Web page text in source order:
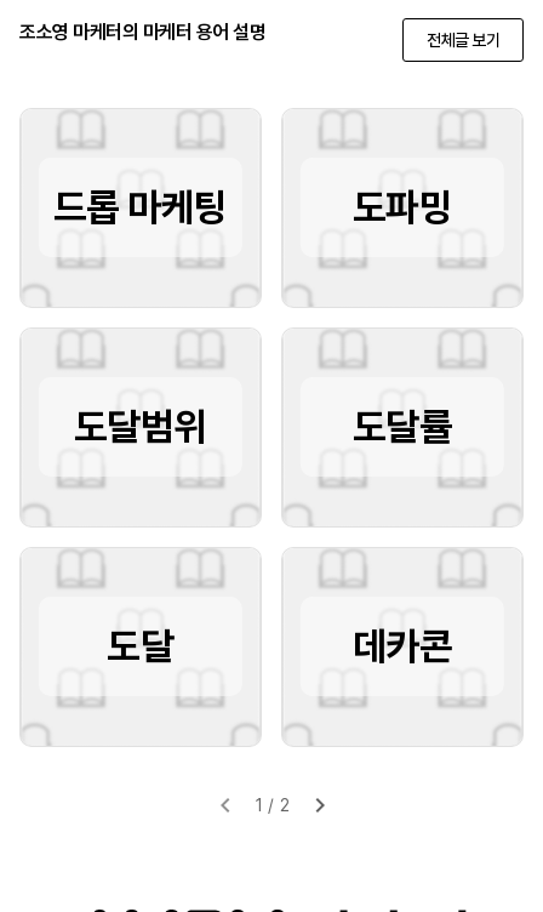
조소영 마케터의 마케터 용어 설명 전체글 보기
드롭 마케팅 도파밍
도달범위 도달률
도달 데카콘